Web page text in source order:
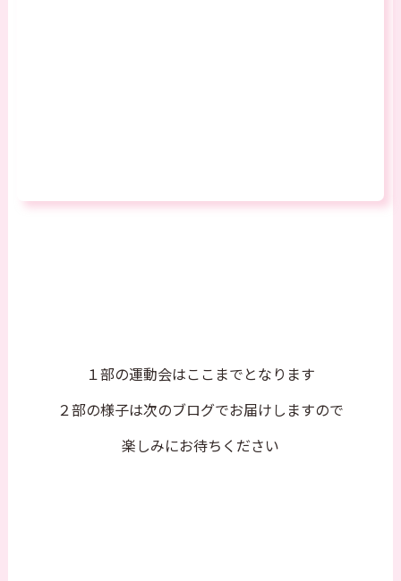
１部の運動会はここまでとなります
２部の様子は次のブログでお届けしますので
楽しみにお待ちください